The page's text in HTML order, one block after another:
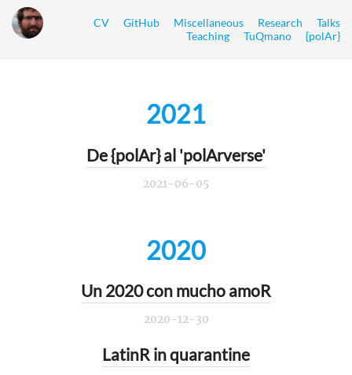
CV GitHub Miscellaneous Research
Talks
Teaching
TuQmano {polAr}
2021
De {polAr} al 'polArverse'
2021-06-05
2020
Un 2020 con mucho amoR
2020-12-30
LatinR in quarantine